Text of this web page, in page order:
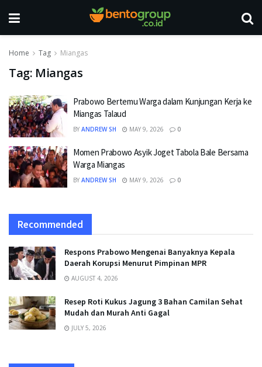
Home Tag Miangas
Tag: Miangas
Prabowo Bertemu Warga dalam Kunjungan Kerja ke
Miangas Talaud
BY ANDREW SH MAY 9, 2026 0
Momen Prabowo Asyik Joget Tabola Bale Bersama
Warga Miangas
BY ANDREW SH MAY 9, 2026 0
Recommended
Respons Prabowo Mengenai Banyaknya Kepala
Daerah Korupsi Menurut Pimpinan MPR
AUGUST 4, 2026
Resep Roti Kukus Jagung 3 Bahan Camilan Sehat
Mudah dan Murah Anti Gagal
JULY 5, 2026